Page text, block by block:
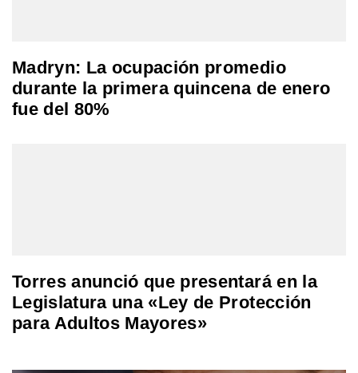
Madryn: La ocupación promedio
durante la primera quincena de enero
fue del 80%
Torres anunció que presentará en la
Legislatura una «Ley de Protección
para Adultos Mayores»